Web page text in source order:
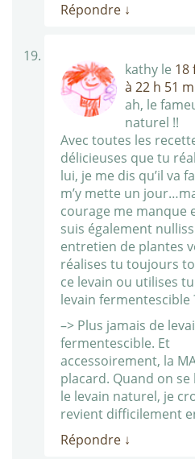
Répondre ↓
kathy le 18
à 22 h 51
ah, le
naturel !!
Avec toutes les
délicieuses que tu
lui, je me dis qu’il va
m’y mette un
courage me manque
suis également
entretien de plantes
réalises tu toujours
ce levain ou utilises
levain fermentescible
–> Plus jamais de
fermentescible. Et
accessoirement, la
placard. Quand on se
le levain naturel, je
revient difficilement
Répondre ↓